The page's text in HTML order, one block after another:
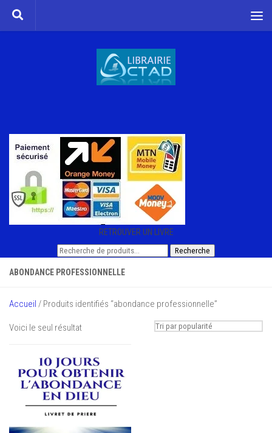
Skip to content
RETROUVER UN LIVRE
Recherche
Recherche
ABONDANCE PROFESSIONNELLE
Accueil / Produits identifiés “abondance professionnelle”
Voici le seul résultat